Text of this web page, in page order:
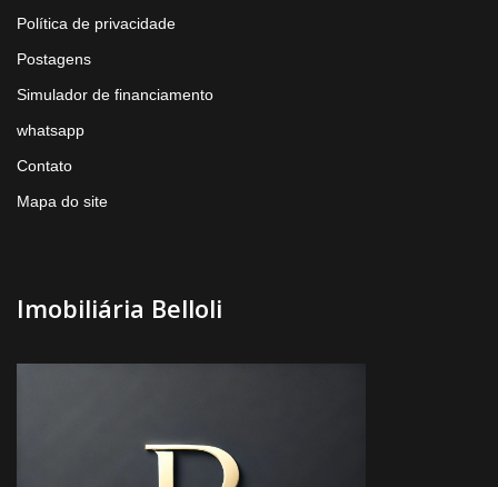
Política de privacidade
Postagens
Simulador de financiamento
whatsapp
Contato
Mapa do site
Imobiliária Belloli